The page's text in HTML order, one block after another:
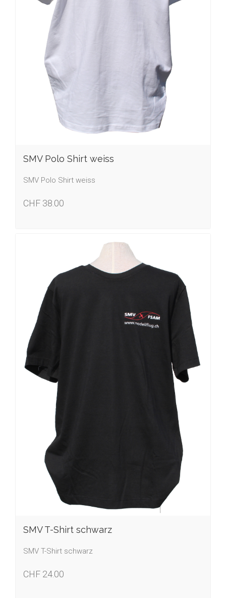
SMV Polo Shirt weiss
SMV Polo Shirt weiss
CHF 38.00
SMV T-Shirt schwarz
SMV T-Shirt schwarz
CHF 24.00